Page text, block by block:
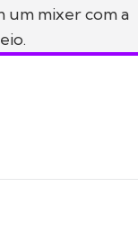
um mixer com a